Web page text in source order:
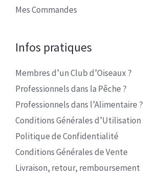
Mes Commandes
Infos pratiques
Membres d’un Club d’Oiseaux ?
Professionnels dans la Pêche ?
Professionnels dans l’Alimentaire ?
Conditions Générales d’Utilisation
Politique de Confidentialité
Conditions Générales de Vente
Livraison, retour, remboursement